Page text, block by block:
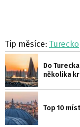
Tip měsíce: Turecko
Do
několika
Top 10